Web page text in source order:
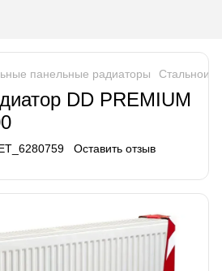
панельные радиаторы Стальнои
DD PREMIUM
Оставить отзыв